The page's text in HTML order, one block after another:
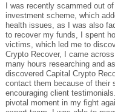
I was recently scammed out
investment scheme, which
health issues, as I was also
to recover my funds, I spent
victims, which led me to
Crypto Recover, I came
many hours researching and
discovered Capital Crypto
contact them because of their
encouraging client
pivotal moment in my fight